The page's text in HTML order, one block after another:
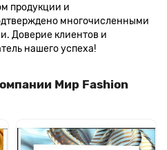
продукции и
многочисленными
Доверие клиентов и
нашего успеха!
Мир Fashion